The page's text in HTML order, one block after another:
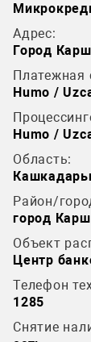
Адрес:
Город
Платежная
Humo /
Humo /
Область:
Район/
город
Объект
Центр
Телефон
1285
Снятие